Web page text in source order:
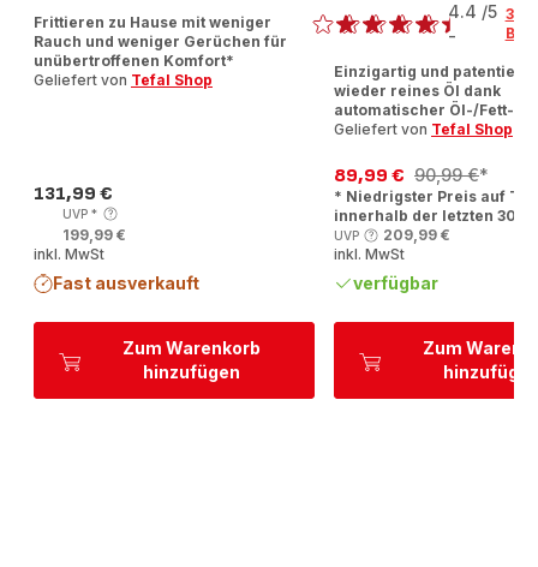
Zum Warenkorb
hinzufügen
Frittieren zu Hause mit weniger
Rauch und weniger Gerüchen für
unübertroffenen Komfort*
Geliefert von Tefal Shop
Preis
131,99 €
UVP*
199,99 €
inkl. MwSt
Fast ausverkauft
Zum
4.4 /5
-
395
Einzigartig und patentiert:
wieder reines Öl dank
automatischer Öl-/Fett-
Geliefert von Tefal Shop
Ermäßigter
Preis
89,99 €
Erstes
Angebot
90,99 €*
* Niedrigster Preis auf
innerhalb der letzten 30
UVP
209,99 €
inkl. MwSt
verfügbar